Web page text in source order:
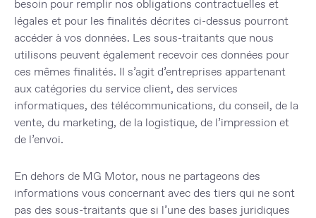
besoin pour remplir nos obligations contractuelles et
légales et pour les finalités décrites ci-dessus pourront
accéder à vos données. Les sous-traitants que nous
utilisons peuvent également recevoir ces données pour
ces mêmes finalités. Il s’agit d’entreprises appartenant
aux catégories du service client, des services
informatiques, des télécommunications, du conseil, de la
vente, du marketing, de la logistique, de l’impression et
de l’envoi.
En dehors de MG Motor, nous ne partageons des
informations vous concernant avec des tiers qui ne sont
pas des sous-traitants que si l’une des bases juridiques